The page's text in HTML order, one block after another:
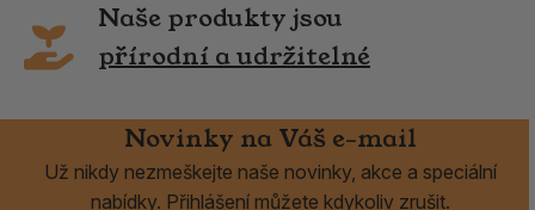
Naše produkty jsou
přírodní a udržitelné
Novinky na Váš e-mail
Už nikdy nezmeškejte naše novinky, akce a speciální
nabídky. Přihlášení můžete kdykoliv zrušit.